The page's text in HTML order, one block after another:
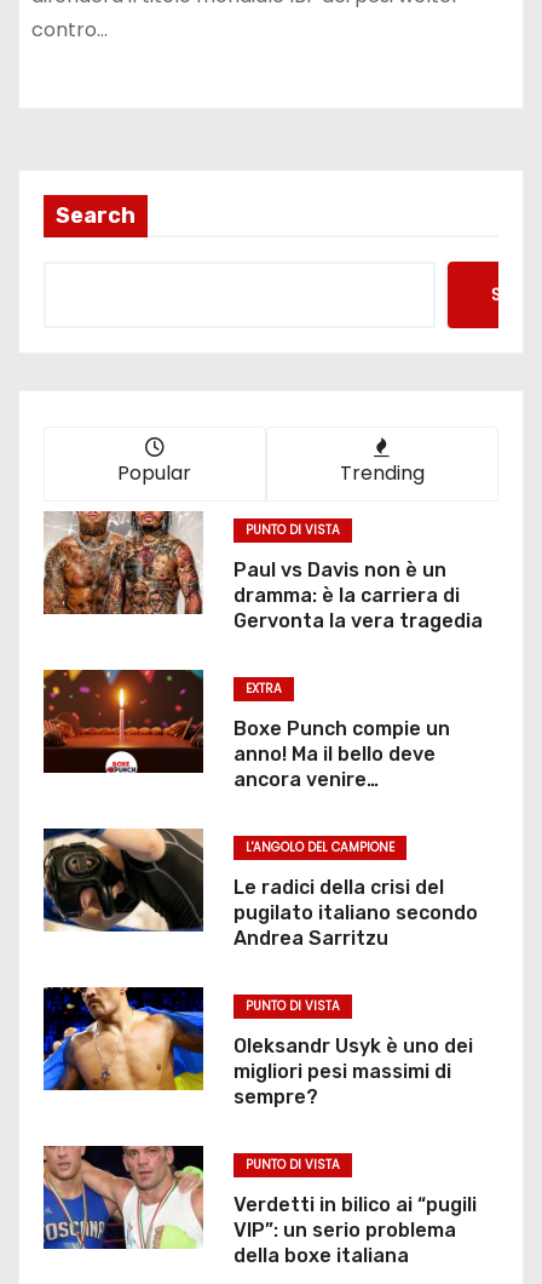
contro…
Search
Popular Trending
PUNTO DI VISTA
Paul vs Davis non è un
dramma: è la carriera di
Gervonta la vera tragedia
EXTRA
Boxe Punch compie un
anno! Ma il bello deve
ancora venire…
L'ANGOLO DEL CAMPIONE
Le radici della crisi del
pugilato italiano secondo
Andrea Sarritzu
PUNTO DI VISTA
Oleksandr Usyk è uno dei
migliori pesi massimi di
sempre?
PUNTO DI VISTA
Verdetti in bilico ai “pugili
VIP”: un serio problema
della boxe italiana